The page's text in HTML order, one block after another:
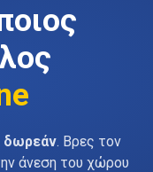
δωρεάν. Βρες τον
άνεση του χώρου